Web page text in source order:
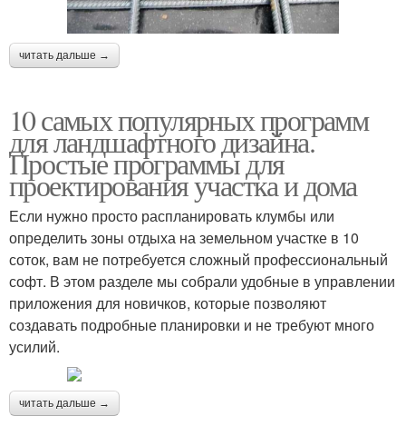
читать дальше →
10 самых популярных программ
для ландшафтного дизайна.
Простые программы для
проектирования участка и дома
Если нужно просто распланировать клумбы или
определить зоны отдыха на земельном участке в 10
соток, вам не потребуется сложный профессиональный
софт. В этом разделе мы собрали удобные в управлении
приложения для новичков, которые позволяют
создавать подробные планировки и не требуют много
усилий.
читать дальше →